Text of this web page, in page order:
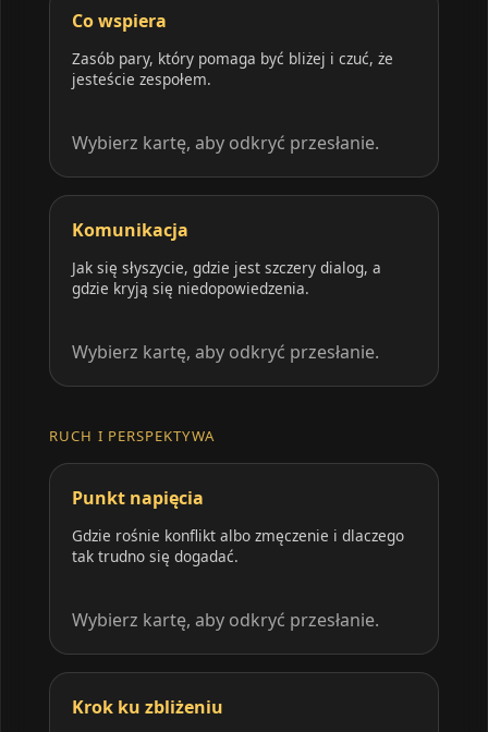
Co wspiera
Zasób pary, który pomaga być bliżej i czuć, że
jesteście zespołem.
Wybierz kartę, aby odkryć przesłanie.
Komunikacja
Jak się słyszycie, gdzie jest szczery dialog, a
gdzie kryją się niedopowiedzenia.
Wybierz kartę, aby odkryć przesłanie.
RUCH I PERSPEKTYWA
Punkt napięcia
Gdzie rośnie konflikt albo zmęczenie i dlaczego
tak trudno się dogadać.
Wybierz kartę, aby odkryć przesłanie.
Krok ku zbliżeniu